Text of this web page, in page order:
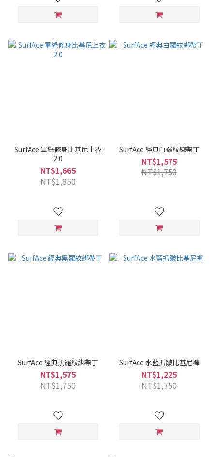
SurfAce 軍綠修身比基尼上衣
2.0
NT$1,665
NT$1,850
SurfAce 經典白羅紋綁帶丁
NT$1,575
NT$1,750
SurfAce 經典黑羅紋綁帶丁
NT$1,575
NT$1,750
SurfAce 水藍抓皺比基尼褲
NT$1,225
NT$1,750